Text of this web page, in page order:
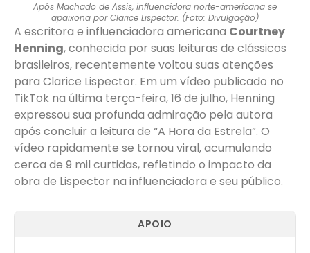
Após Machado de Assis, influencidora norte-americana se
apaixona por Clarice Lispector. (Foto: Divulgação)
A escritora e influenciadora americana Courtney
Henning, conhecida por suas leituras de clássicos
brasileiros, recentemente voltou suas atenções
para Clarice Lispector. Em um vídeo publicado no
TikTok na última terça-feira, 16 de julho, Henning
expressou sua profunda admiração pela autora
após concluir a leitura de “A Hora da Estrela”. O
vídeo rapidamente se tornou viral, acumulando
cerca de 9 mil curtidas, refletindo o impacto da
obra de Lispector na influenciadora e seu público.
APOIO